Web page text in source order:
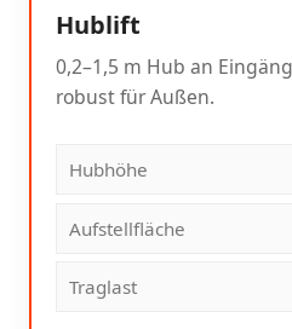
Hublift
0,2–1,5 m Hub an
robust für Außen.
Hubhöhe
Aufstellfläche
Traglast